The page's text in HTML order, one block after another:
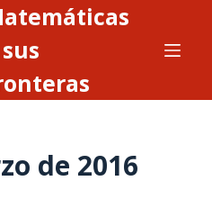
de 2016